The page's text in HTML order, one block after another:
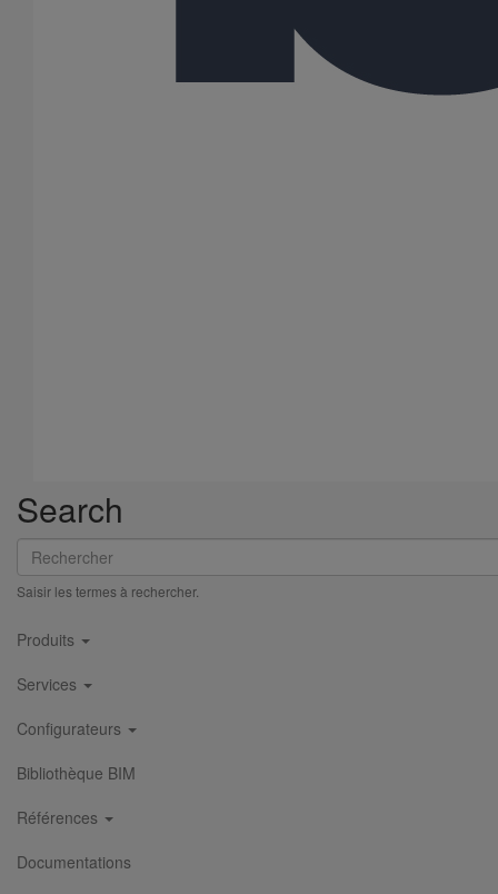
Search
Rechercher
Saisir les termes à rechercher.
Main
navigation
Produits
Services
Configurateurs
Bibliothèque BIM
Références
Documentations
En savoir plussur JOINT HP Inox autobuté SLIM manchette